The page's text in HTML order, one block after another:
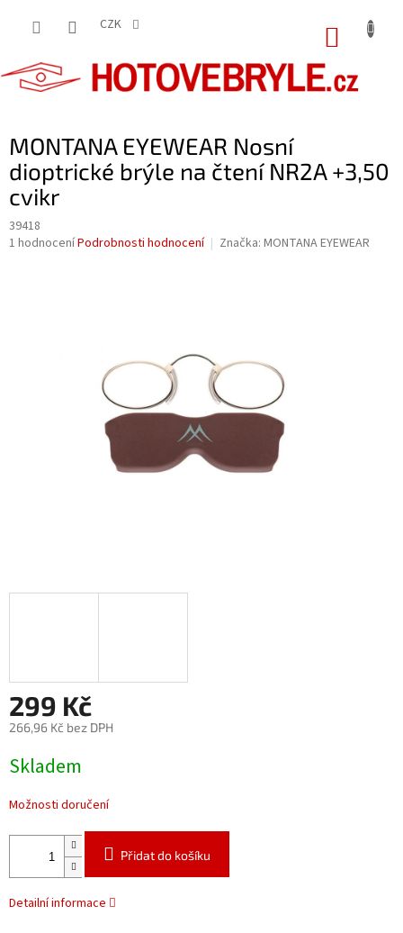
CZK
MONTANA EYEWEAR Nosní
dioptrické brýle na čtení NR2A +3,50
cvikr
39418
Průměrné
1 hodnoceníPodrobnosti hodnocení Značka: MONTANA EYEWEAR
299 Kč
266,96 Kč bez DPH
cena:
Skladem
Možnosti doručení
Přidat do košíku
Detailní informace